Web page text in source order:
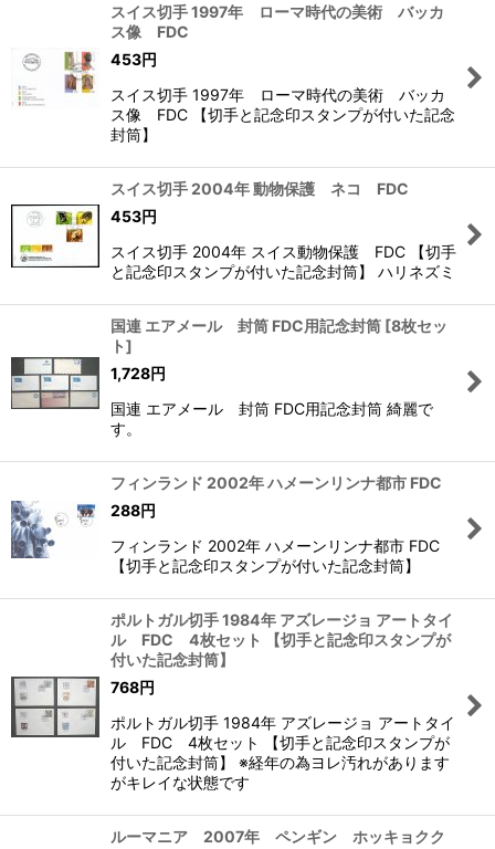
スイス切手 1997年 ローマ時代の美術 バッカ
ス像 FDC
453円
スイス切手 1997年 ローマ時代の美術 バッカ
ス像 FDC 【切手と記念印スタンプが付いた記念
封筒】
スイス切手 2004年 動物保護 ネコ FDC
453円
スイス切手 2004年 スイス動物保護 FDC 【切手
と記念印スタンプが付いた記念封筒】 ハリネズミ
国連 エアメール 封筒 FDC用記念封筒 [8枚セッ
ト]
1,728円
国連 エアメール 封筒 FDC用記念封筒 綺麗で
す。
フィンランド 2002年 ハメーンリンナ都市 FDC
288円
フィンランド 2002年 ハメーンリンナ都市 FDC
【切手と記念印スタンプが付いた記念封筒】
ポルトガル切手 1984年 アズレージョ アートタイ
ル FDC 4枚セット 【切手と記念印スタンプが
付いた記念封筒】
768円
ポルトガル切手 1984年 アズレージョ アートタイ
ル FDC 4枚セット 【切手と記念印スタンプが
付いた記念封筒】 ※経年の為ヨレ汚れがあります
がキレイな状態です
ルーマニア 2007年 ペンギン ホッキョクク